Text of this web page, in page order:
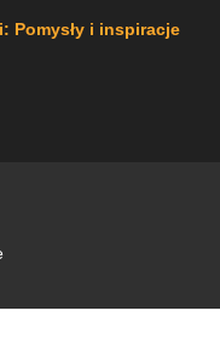
Pomysły i inspiracje